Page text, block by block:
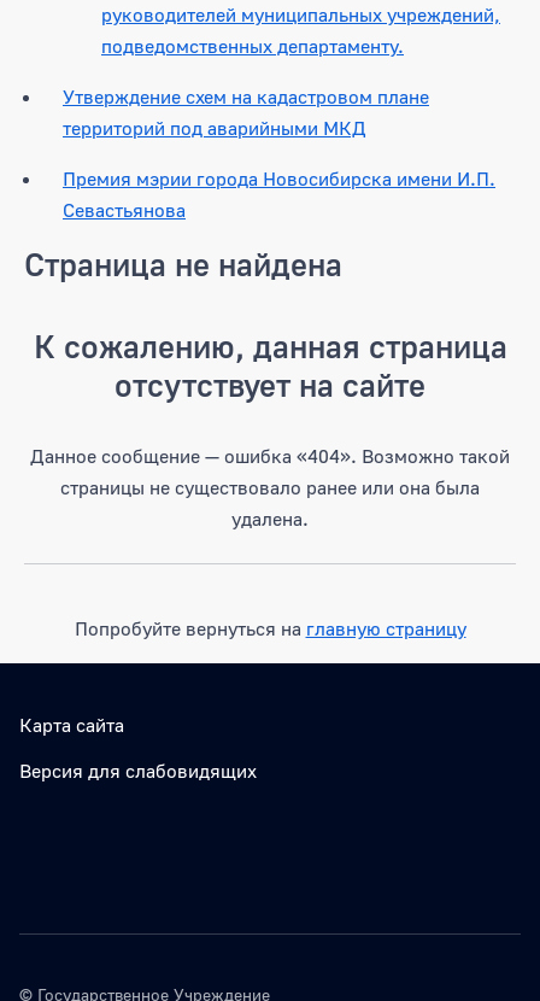
руководителей муниципальных учреждений,
подведомственных департаменту.
Утверждение схем на кадастровом плане
территорий под аварийными МКД
Премия мэрии города Новосибирска имени И.П.
Севастьянова
Страница не найдена
К сожалению, данная страница
отсутствует на сайте
Данное сообщение — ошибка «404». Возможно такой
страницы не существовало ранее или она была
удалена.
Попробуйте вернуться на главную страницу
Карта сайта
Версия для слабовидящих
© Государственное Учреждение